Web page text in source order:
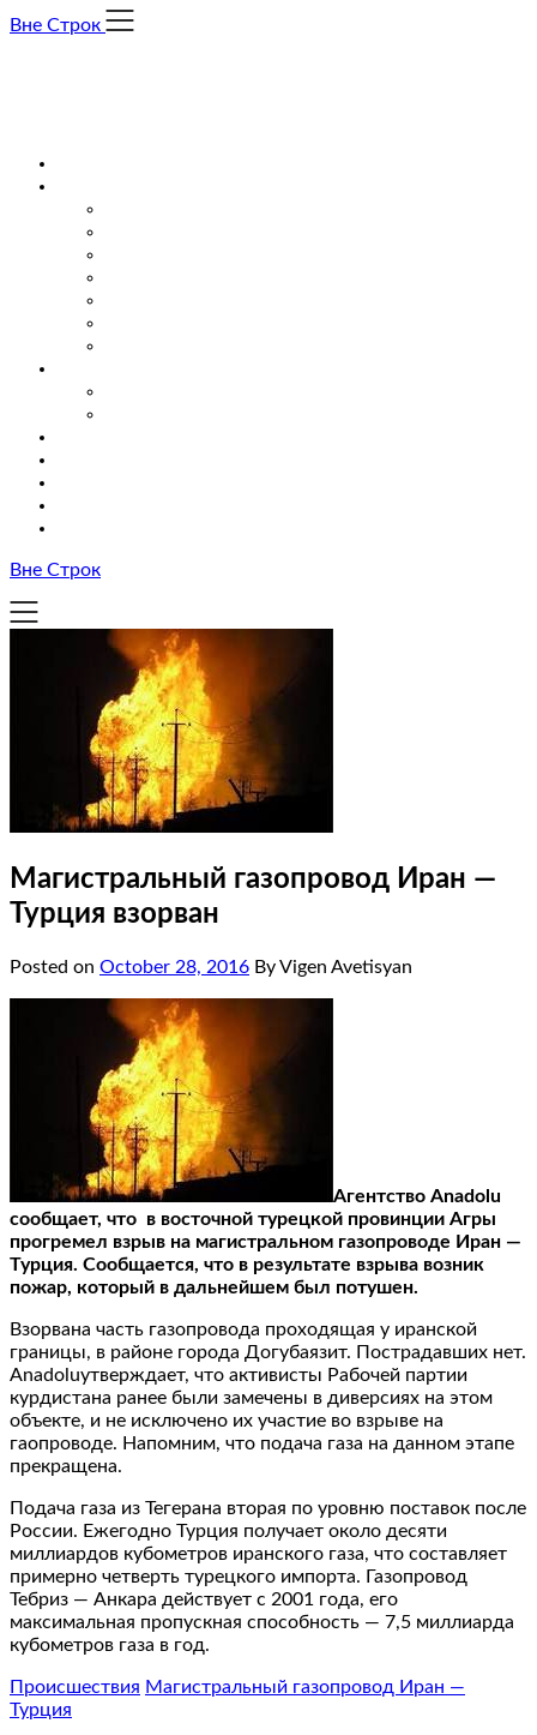
Skip
Вне Строк
Вне Строк
Магистральный газопровод Иран —
Турция взорван
Posted on October 28, 2016 By Vigen Avetisyan
Агентство Anadolu
сообщает, что в восточной турецкой провинции Агры
прогремел взрыв на магистральном газопроводе Иран —
Турция. Сообщается, что в результате взрыва возник
пожар, который в дальнейшем был потушен.
Взорвана часть газопровода проходящая у иранской
границы, в районе города Догубаязит. Пострадавших нет.
Anadoluутверждает, что активисты Рабочей партии
курдистана ранее были замечены в диверсиях на этом
объекте, и не исключено их участие во взрыве на
гаопроводе. Напомним, что подача газа на данном этапе
прекращена.
Подача газа из Тегерана вторая по уровню поставок после
России. Ежегодно Турция получает около десяти
миллиардов кубометров иранского газа, что составляет
примерно четверть турецкого импорта. Газопровод
Тебриз — Анкара действует с 2001 года, его
максимальная пропускная способность — 7,5 миллиарда
кубометров газа в год.
Происшествия Магистральный газопровод Иран —
Турция